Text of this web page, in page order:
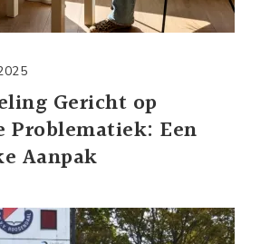
Gericht op
Een
Aanpak